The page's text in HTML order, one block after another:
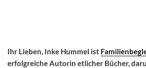
Ihr Lieben, Inke Hummel ist
erfolgreiche Autorin etlicher Bücher,